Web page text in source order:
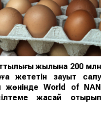
жылына 200 млн
жететін зауыт салу
жөнінде World of NAN
жасай отырып